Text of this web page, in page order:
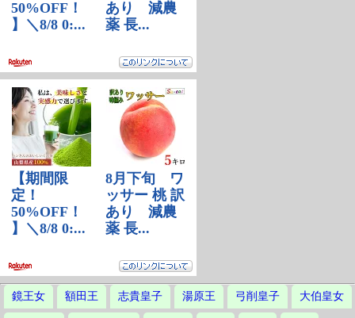
鏡王女 額田王 志貴皇子 湯原王 弓削皇子 大伯皇女